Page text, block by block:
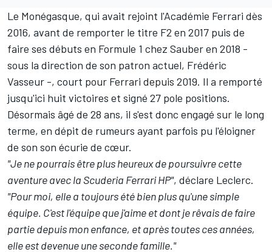
Le Monégasque, qui avait rejoint l'Académie Ferrari dès
2016, avant de remporter le titre F2 en 2017 puis de
faire ses débuts en Formule 1 chez Sauber en 2018 -
sous la direction de son patron actuel, Frédéric
Vasseur -, court pour Ferrari depuis 2019. Il a remporté
jusqu'ici huit victoires et signé 27 pole positions.
Désormais âgé de 28 ans, il s'est donc engagé sur le long
terme, en dépit de rumeurs ayant parfois pu l'éloigner
de son son écurie de cœur.
"Je ne pourrais être plus heureux de poursuivre cette
aventure avec la Scuderia Ferrari HP", déclare Leclerc.
"Pour moi, elle a toujours été bien plus qu'une simple
équipe. C'est l'équipe que j'aime et dont je rêvais de faire
partie depuis mon enfance, et après toutes ces années,
elle est devenue une seconde famille."